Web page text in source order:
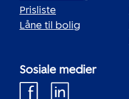
Prisliste
Låne til bolig
Sosiale medier